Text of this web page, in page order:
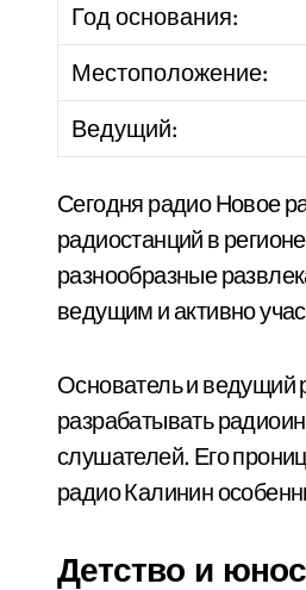
Год основания:
Местоположение:
Ведущий:
Сегодня радио Новое
радиостанций в
разнообразные
ведущим и активно
Основатель и ведущий
разрабатывать
слушателей. Его
радио Калинин
Детство и